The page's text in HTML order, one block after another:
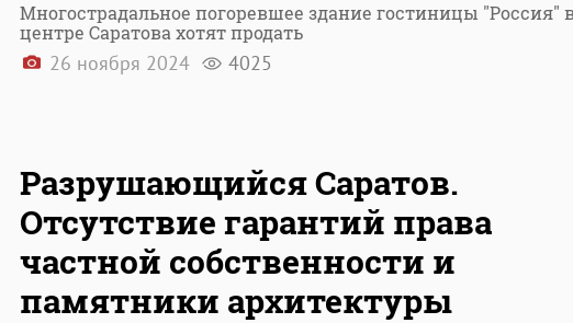
Многострадальное погоревшее здание гостиницы "Россия"
центре Саратова хотят продать
26 ноября 2024 4025
Разрушающийся Саратов.
Отсутствие гарантий права
частной собственности и
памятники архитектуры